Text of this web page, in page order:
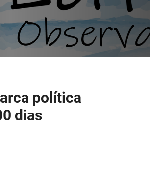
política
dias